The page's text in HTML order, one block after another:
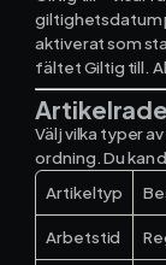
giltighetsdatum
aktiverat som
fältet Giltig till.
Välj vilka typer
ordning. Du kan
Artikeltyp
Arbetstid